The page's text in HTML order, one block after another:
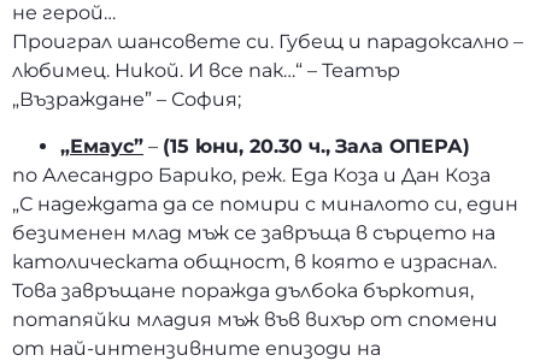
не герой…
Проиграл шансовете си. Губещ и парадоксално –
любимец. Никой. И все пак…“ – Театър
„Възраждане” – София;
„Емаус” – (15 юни, 20.30 ч., Зала ОПЕРА)
по Алесандро Барико, реж. Еда Коза и Дан Коза
„С надеждата да се помири с миналото си, един
безименен млад мъж се завръща в сърцето на
католическата общност, в която е израснал.
Това завръщане поражда дълбока бъркотия,
потапяйки младия мъж във вихър от спомени
от най-интензивните епизоди на